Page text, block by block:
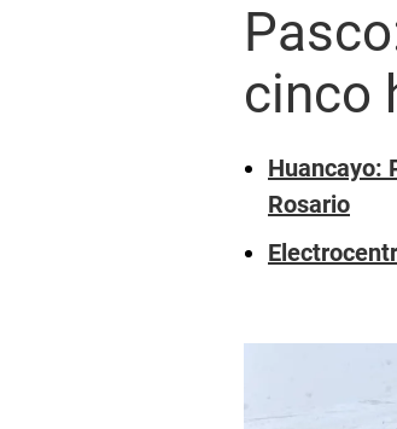
cinco
Huancayo:
Rosario